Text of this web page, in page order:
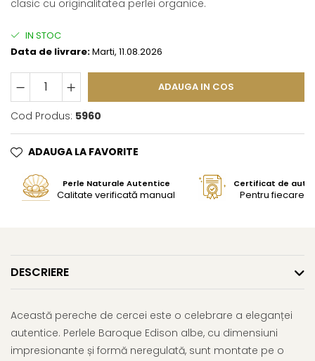
clasic cu originalitatea perlei organice.
IN STOC
Data de livrare:Marti, 11.08.2026
ADAUGA IN COS
Cod Produs: 5960
ADAUGA LA FAVORITE
Perle Naturale Autentice
Calitate verificată manual
Certificat de
Pentru fiecare
DESCRIERE
Această pereche de cercei este o celebrare a eleganței
autentice. Perlele Baroque Edison albe, cu dimensiuni
impresionante și formă neregulată, sunt montate pe o